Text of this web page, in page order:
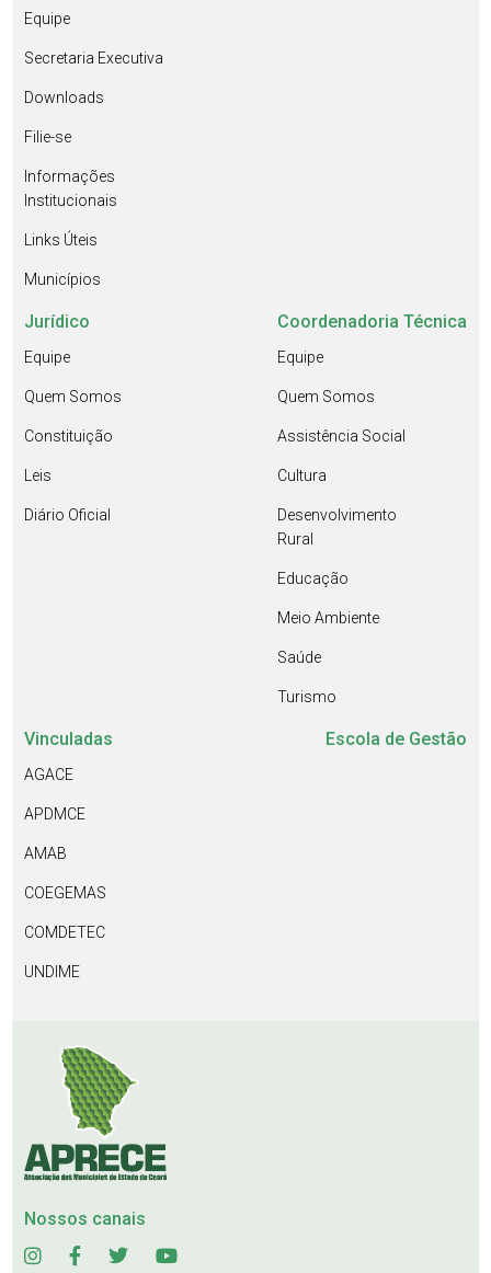
Equipe
Secretaria Executiva
Downloads
Filie-se
Informações
Institucionais
Links Úteis
Municípios
Jurídico
Equipe
Quem Somos
Constituição
Leis
Diário Oficial
Coordenadoria Técnica
Equipe
Quem Somos
Assistência Social
Cultura
Desenvolvimento
Rural
Educação
Meio Ambiente
Saúde
Turismo
Vinculadas
AGACE
APDMCE
AMAB
COEGEMAS
COMDETEC
UNDIME
Escola de Gestão
Nossos canais